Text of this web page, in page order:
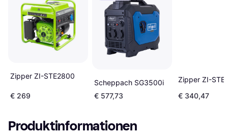
Zipper ZI-STE2800
€ 269
Scheppach SG3500i
€ 577,73
Zipper ZI-
€ 340,47
Produktinformationen